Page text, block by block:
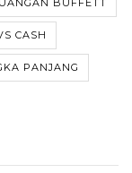
BUFFETT
CASH
PANJANG